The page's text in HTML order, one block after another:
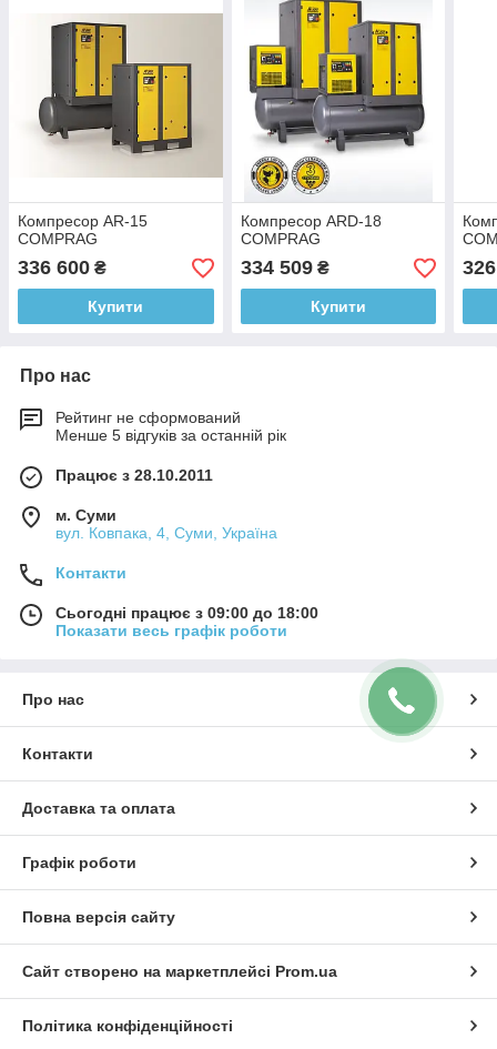
Компресор AR-15
COMPRAG
336 600 ₴
Купити
Компресор ARD-18
COMPRAG
334 509₴
Купити
Про нас
Рейтинг не сформований
Менше 5 відгуків за останній рік
Працює з 28.10.2011
м. Суми
вул. Ковпака, 4, Суми, Україна
Контакти
Сьогодні працює з 09:00 до 18:00
Показати весь графік роботи
Про нас
Контакти
Доставка та оплата
Графік роботи
Повна версія сайту
Сайт створено на маркетплейсі Prom.ua
Політика конфіденційності